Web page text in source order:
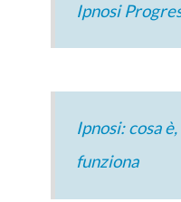
Ipnosi
Ipnosi: cosa
funziona